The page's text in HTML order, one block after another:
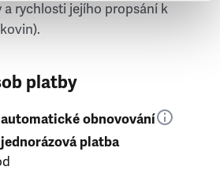
rychlosti jejího propsání k
platby
automatické obnovování
jednorázová platba